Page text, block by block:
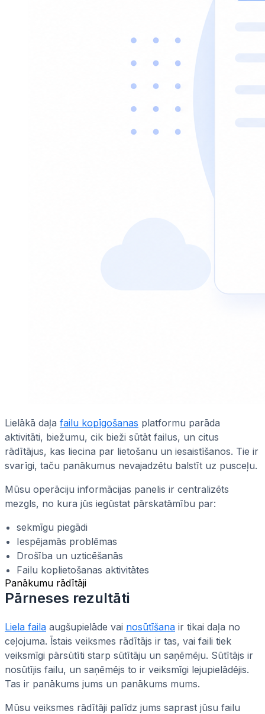
Lielākā daļa failu kopīgošanas platformu parāda
aktivitāti, biežumu, cik bieži sūtāt failus, un citus
rādītājus, kas liecina par lietošanu un iesaistīšanos. Tie ir
svarīgi, taču panākumus nevajadzētu balstīt uz pusceļu.
Mūsu operāciju informācijas panelis ir centralizēts
mezgls, no kura jūs iegūstat pārskatāmību par:
sekmīgu piegādi
Iespējamās problēmas
Drošība un uzticēšanās
Failu koplietošanas aktivitātes
Panākumu rādītāji
Pārneses rezultāti
Liela faila augšupielāde vai nosūtīšana ir tikai daļa no
ceļojuma. Īstais veiksmes rādītājs ir tas, vai faili tiek
veiksmīgi pārsūtīti starp sūtītāju un saņēmēju. Sūtītājs ir
nosūtījis failu, un saņēmējs to ir veiksmīgi lejupielādējis.
Tas ir panākums jums un panākums mums.
Mūsu veiksmes rādītāji palīdz jums saprast jūsu failu